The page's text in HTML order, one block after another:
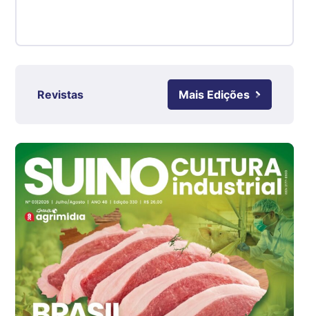
Ovo Branco - Regional
cx
Ovo Branco - Regional
Branco
R$ 145,34
cx
Ovo Vermelho - Regional
Grande São Paulo (SP)
R$ 155,59
cx
Ovo Vermelho - Regional
Revistas Mais Edições